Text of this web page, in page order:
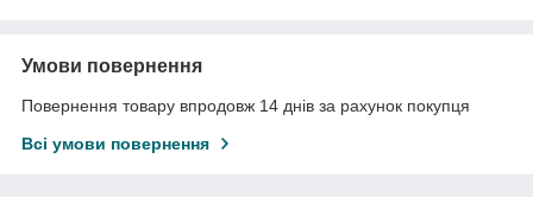
Умови повернення
Повернення товару впродовж 14 днів за рахунок покупця
Всі умови повернення